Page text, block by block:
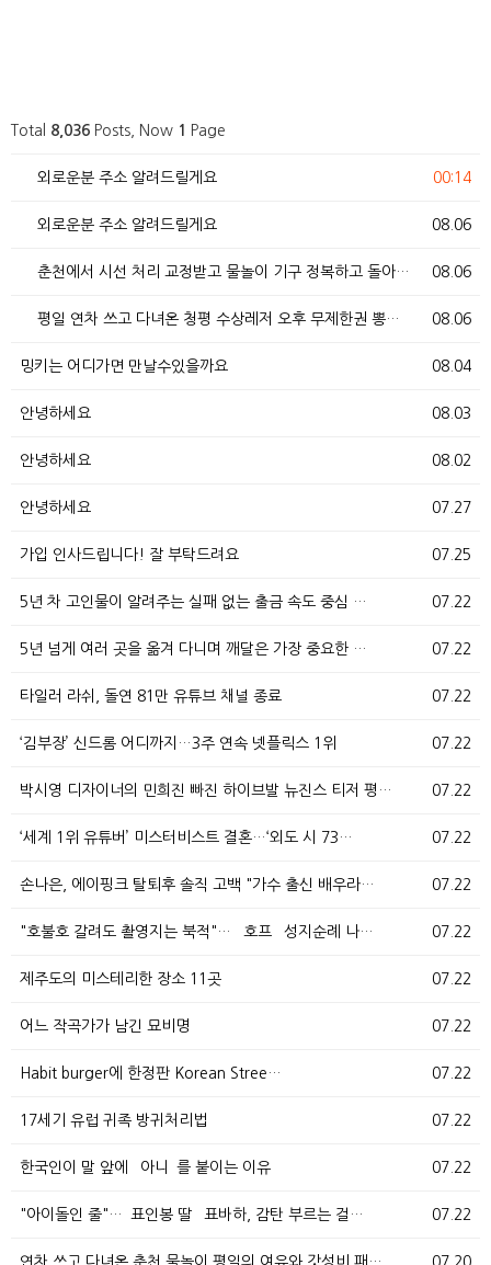
Total 8,036 Posts, Now 1 Page
00:14
외로운분 주소 알려드릴게요
08.06
외로운분 주소 알려드릴게요
08.06
춘천에서 시선 처리 교정받고 물놀이 기구 정복하고 돌아…
08.06
평일 연차 쓰고 다녀온 청평 수상레저 오후 무제한권 뽕…
08.04
밍키는 어디가면 만날수있을까요
08.03
안녕하세요
08.02
안녕하세요
07.27
안녕하세요
07.25
가입 인사드립니다! 잘 부탁드려요
07.22
5년 차 고인물이 알려주는 실패 없는 출금 속도 중심 …
07.22
5년 넘게 여러 곳을 옮겨 다니며 깨달은 가장 중요한 …
07.22
타일러 라쉬, 돌연 81만 유튜브 채널 종료
07.22
‘김부장’ 신드롬 어디까지…3주 연속 넷플릭스 1위
07.22
박시영 디자이너의 민희진 빠진 하이브발 뉴진스 티저 평…
07.22
‘세계 1위 유튜버’ 미스터비스트 결혼…‘외도 시 73…
07.22
손나은, 에이핑크 탈퇴후 솔직 고백 "가수 출신 배우라…
07.22
"호불호 갈려도 촬영지는 북적"… `호프` 성지순례 나…
07.22
제주도의 미스테리한 장소 11곳
07.22
어느 작곡가가 남긴 묘비명
07.22
Habit burger에 한정판 Korean Stree…
07.22
17세기 유럽 귀족 방귀처리법
07.22
한국인이 말 앞에 `아니`를 붙이는 이유
07.22
"아이돌인 줄"…`표인봉 딸` 표바하, 감탄 부르는 걸…
07.20
연차 쓰고 다녀온 춘천 물놀이 평일의 여유와 갓성비 패…